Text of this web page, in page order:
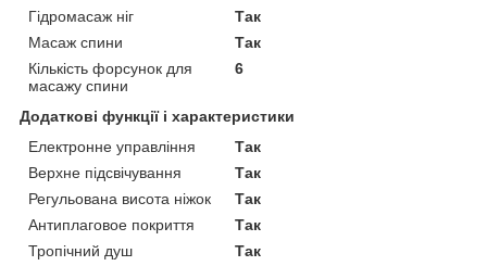
Гідромасаж ніг
Так
Масаж спини
Так
Кількість форсунок для
масажу спини
6
Додаткові функції і характеристики
Електронне управління
Так
Верхне підсвічування
Так
Регульована висота ніжок
Так
Антиплаговое покриття
Так
Тропічний душ
Так